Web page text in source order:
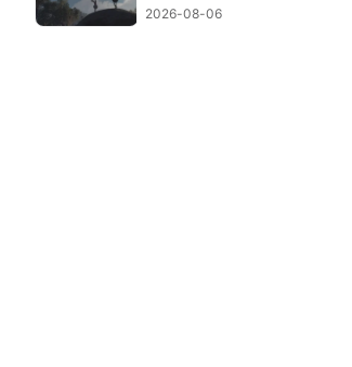
玩卡顿困扰！
2026-08-06